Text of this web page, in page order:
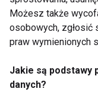
Możesz także
osobowych, zgłosić
praw wymienionych
Jakie są podstawy
danych?